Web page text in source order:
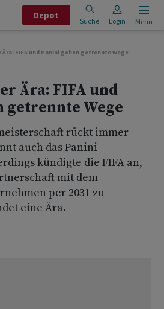
Depot
Suche Login Menu
Ära: FIFA und Panini gehen getrennte Wege
Ära: FIFA und
getrennte Wege
rückt immer
auch das Panini-
kündigte die FIFA an,
mit dem
per 2031 zu
eine Ära.